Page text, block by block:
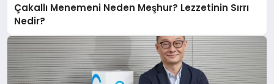
Çakallı Menemeni Neden Meşhur? Lezzetinin Sırrı
Nedir?